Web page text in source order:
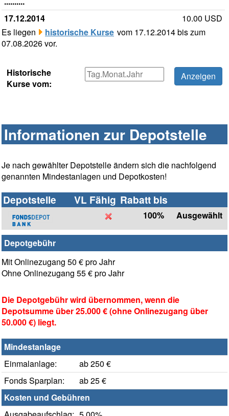
17.12.2014
10.00 USD
Es liegen
historische Kurse vom 17.12.2014 bis zum
07.08.2026 vor.
Historische
Kurse vom:
Informationen zur Depotstelle
Je nach gewählter Depotstelle ändern sich die nachfolgend
genannten Mindestanlagen und Depotkosten!
Depotstelle VL Fähig Rabatt bis
100% Ausgewählt
Depotgebühr
Mit Onlinezugang 50 € pro Jahr
Ohne Onlinezugang 55 € pro Jahr
Die Depotgebühr wird übernommen, wenn die
Depotsumme über 25.000 € (ohne Onlinezugang über
50.000 €) liegt.
Mindestanlage
Einmalanlage:
ab 250 €
Fonds Sparplan:
ab 25 €
Kosten und Gebühren